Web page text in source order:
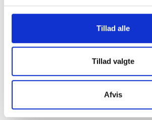
Tillad alle
Tillad valgte
Afvis
Danmark
Find din lokale forretningher